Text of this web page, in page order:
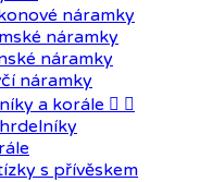
náramky
náramky
náramky
náramky
a korále  
s přívěskem